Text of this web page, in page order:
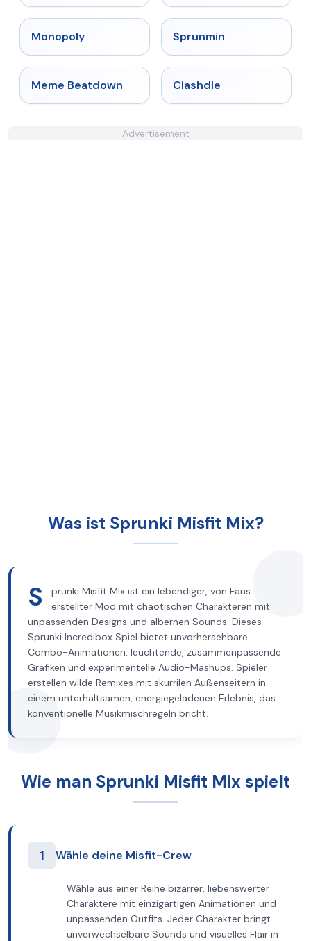
Monopoly Sprunmin
★ 4.4
Meme Beatdown Clashdle
Advertisement
Was ist Sprunki Misfit Mix?
S
prunki Misfit Mix ist ein lebendiger, von Fans
erstellter Mod mit chaotischen Charakteren mit
unpassenden Designs und albernen Sounds. Dieses
Sprunki Incredibox Spiel bietet unvorhersehbare
Combo-Animationen, leuchtende, zusammenpassende
Grafiken und experimentelle Audio-Mashups. Spieler
erstellen wilde Remixes mit skurrilen Außenseitern in
einem unterhaltsamen, energiegeladenen Erlebnis, das
konventionelle Musikmischregeln bricht.
Wie man Sprunki Misfit Mix spielt
1 Wähle deine Misfit-Crew
Wähle aus einer Reihe bizarrer, liebenswerter
Charaktere mit einzigartigen Animationen und
unpassenden Outfits. Jeder Charakter bringt
unverwechselbare Sounds und visuelles Flair in